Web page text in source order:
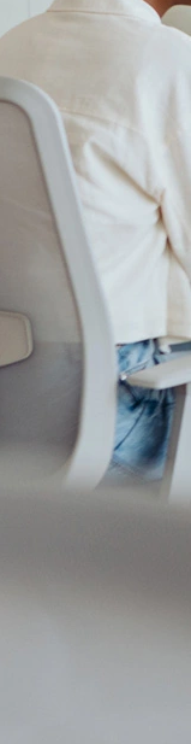
Ética
Financeira
Política de Privacidade
de Pagamentos
3º, 4º e 16º (parte)